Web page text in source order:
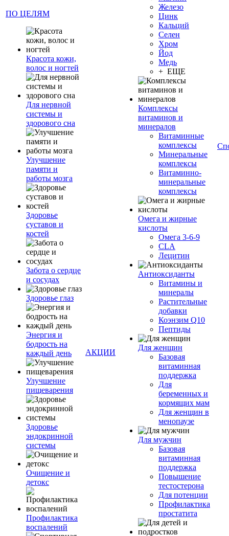
ПО ЦЕЛЯМ
Красота кожи,
волос и ногтей
Для нервной
системы и
здорового сна
Улучшение
памяти и
работы мозга
Здоровье
суставов и
костей
Забота о сердце
и сосудах
Здоровье глаз
Энергия и
бодрость на
каждый день
Улучшение
пищеварения
Здоровье
эндокринной
системы
Очищение и
детокс
Профилактика
воспалений
АКЦИИ
Железо
Цинк
Кальций
Селен
Хром
Йод
Медь
+ ЕЩЕ
Комплексы
витаминов и
минералов
Витаминные
комплексы
Минеральные
комплексы
Витаминно-
минеральные
комплексы
Омега и жирные
кислоты
Омега 3-6-9
CLA
Лецитин
Антиоксиданты
Витамины и
минералы
Растительные
добавки
Коэнзим Q10
Пептиды
Для женщин
Базовая
витаминная
поддержка
Для
беременных и
кормящих мам
Для женщин в
менопаузе
Для мужчин
Базовая
витаминная
поддержка
Повышение
тестостерона
Для потенции
Профилактика
простатита